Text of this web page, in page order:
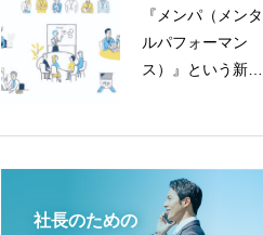
『メンパ（メンタ
ルパフォーマン
ス）』という新し
社長のための